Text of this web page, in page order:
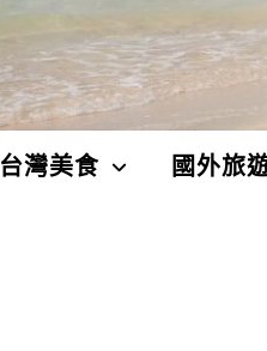
台灣美食 國外旅